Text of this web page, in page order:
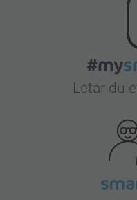
Letar du